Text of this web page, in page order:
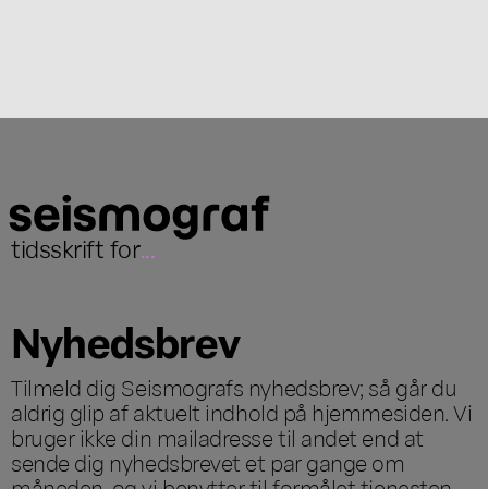
tidsskrift for...
Nyhedsbrev
Tilmeld dig Seismografs nyhedsbrev; så går du
aldrig glip af aktuelt indhold på hjemmesiden. Vi
bruger ikke din mailadresse til andet end at
sende dig nyhedsbrevet et par gange om